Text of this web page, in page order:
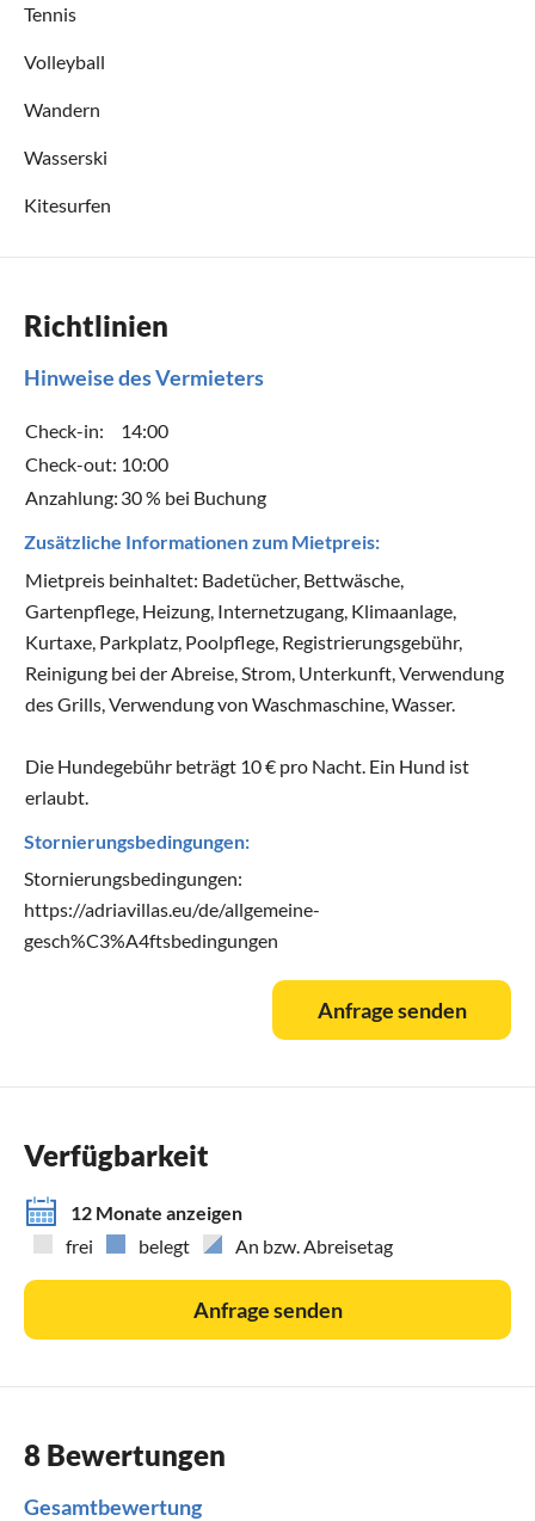
Tennis
Volleyball
Wandern
Wasserski
Kitesurfen
Richtlinien
Hinweise des Vermieters
Check-in:
14:00
Check-out: 10:00
Anzahlung: 30 % bei Buchung
Zusätzliche Informationen zum Mietpreis:
Mietpreis beinhaltet: Badetücher, Bettwäsche,
Gartenpflege, Heizung, Internetzugang, Klimaanlage,
Kurtaxe, Parkplatz, Poolpflege, Registrierungsgebühr,
Reinigung bei der Abreise, Strom, Unterkunft, Verwendung
des Grills, Verwendung von Waschmaschine, Wasser.
Die Hundegebühr beträgt 10 € pro Nacht. Ein Hund ist
erlaubt.
Stornierungsbedingungen:
Stornierungsbedingungen:
https://adriavillas.eu/de/allgemeine-
gesch%C3%A4ftsbedingungen
Anfrage senden
Verfügbarkeit
12 Monate anzeigen
frei
belegt An bzw. Abreisetag
Anfrage senden
8 Bewertungen
Gesamtbewertung